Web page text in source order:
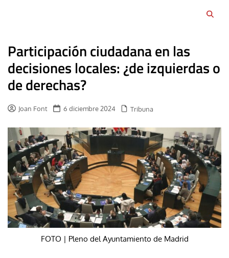
Participación ciudadana en las
decisiones locales: ¿de izquierdas o
de derechas?
Joan Font 6 diciembre 2024 Tribuna
FOTO | Pleno del Ayuntamiento de Madrid